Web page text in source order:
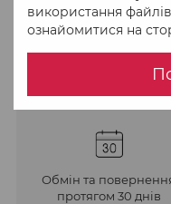
використання
ознайомитися на
Обмін та
протягом 30 днів